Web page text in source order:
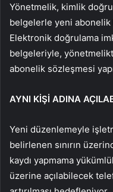
Yönetmelik, kimlik
belgelerle yeni abonelik
Elektronik doğrulama
belgeleriyle,
abonelik sözleşmesi
AYNI KİŞİ ADINA
Yeni düzenlemeyle
belirlenen sınırın
kaydı yapmama
üzerine açılabilecek